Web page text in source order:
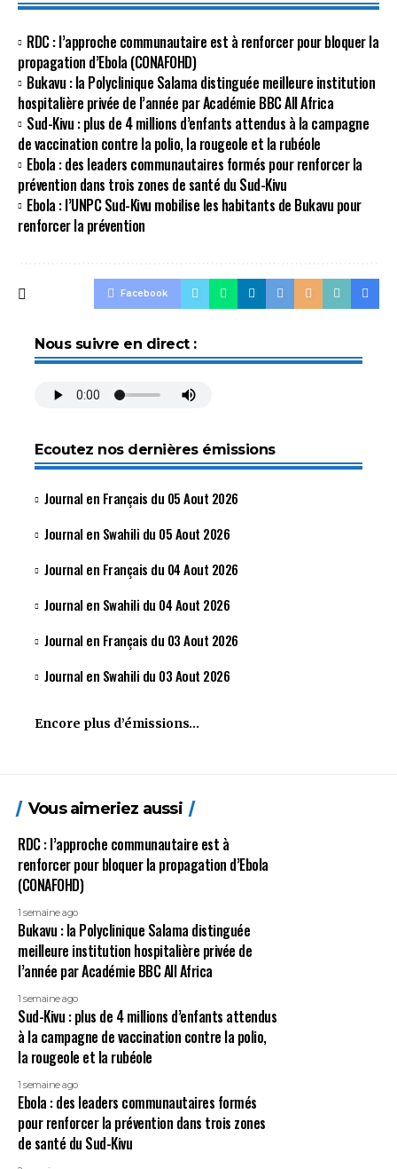
RDC : l’approche communautaire est à renforcer pour bloquer la
propagation d’Ebola (CONAFOHD)
Bukavu : la Polyclinique Salama distinguée meilleure institution
hospitalière privée de l’année par Académie BBC All Africa
Sud-Kivu : plus de 4 millions d’enfants attendus à la campagne
de vaccination contre la polio, la rougeole et la rubéole
Ebola : des leaders communautaires formés pour renforcer la
prévention dans trois zones de santé du Sud-Kivu
Ebola : l’UNPC Sud-Kivu mobilise les habitants de Bukavu pour
renforcer la prévention
Facebook
Nous suivre en direct :
Ecoutez nos dernières émissions
Journal en Français du 05 Aout 2026
Journal en Swahili du 05 Aout 2026
Journal en Français du 04 Aout 2026
Journal en Swahili du 04 Aout 2026
Journal en Français du 03 Aout 2026
Journal en Swahili du 03 Aout 2026
Encore plus d’émissions…
Vous aimeriez aussi
RDC : l’approche communautaire est à
renforcer pour bloquer la propagation d’Ebola
(CONAFOHD)
1 semaine ago
Bukavu : la Polyclinique Salama distinguée
meilleure institution hospitalière privée de
l’année par Académie BBC All Africa
1 semaine ago
Sud-Kivu : plus de 4 millions d’enfants attendus
à la campagne de vaccination contre la polio,
la rougeole et la rubéole
1 semaine ago
Ebola : des leaders communautaires formés
pour renforcer la prévention dans trois zones
de santé du Sud-Kivu